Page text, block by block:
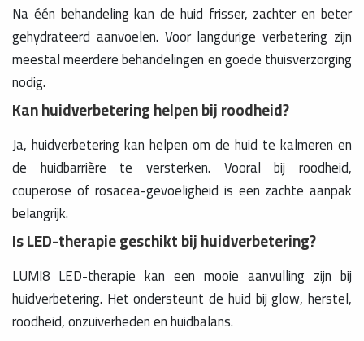
Na één behandeling kan de huid frisser, zachter en beter
gehydrateerd aanvoelen. Voor langdurige verbetering zijn
meestal meerdere behandelingen en goede thuisverzorging
nodig.
Kan huidverbetering helpen bij roodheid?
Ja, huidverbetering kan helpen om de huid te kalmeren en
de huidbarrière te versterken. Vooral bij roodheid,
couperose of rosacea-gevoeligheid is een zachte aanpak
belangrijk.
Is LED-therapie geschikt bij huidverbetering?
LUMI8 LED-therapie kan een mooie aanvulling zijn bij
huidverbetering. Het ondersteunt de huid bij glow, herstel,
roodheid, onzuiverheden en huidbalans.